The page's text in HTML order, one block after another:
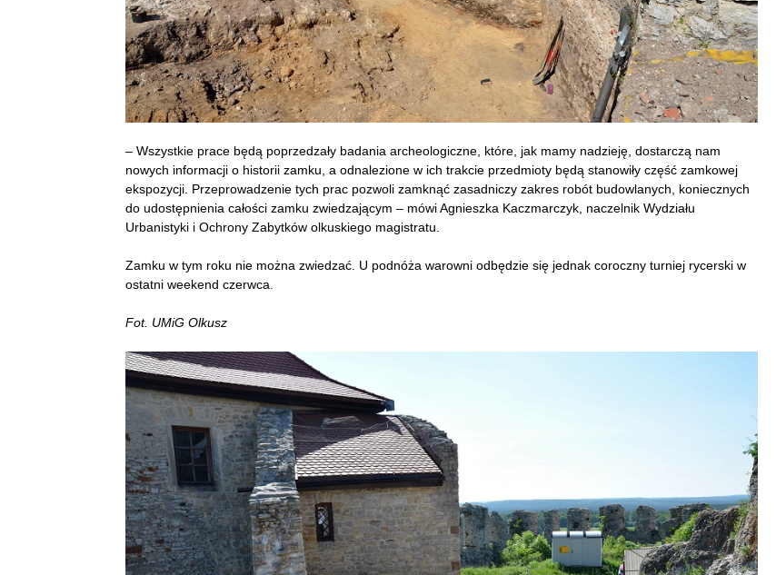
– Wszystkie prace będą poprzedzały badania archeologiczne, które, jak mamy nadzieję, dostarczą nam
nowych informacji o historii zamku, a odnalezione w ich trakcie przedmioty będą stanowiły część zamkowej
ekspozycji. Przeprowadzenie tych prac pozwoli zamknąć zasadniczy zakres robót budowlanych, koniecznych
do udostępnienia całości zamku zwiedzającym – mówi Agnieszka Kaczmarczyk, naczelnik Wydziału
Urbanistyki i Ochrony Zabytków olkuskiego magistratu.
Zamku w tym roku nie można zwiedzać. U podnóża warowni odbędzie się jednak coroczny turniej rycerski w
ostatni weekend czerwca.
Fot. UMiG Olkusz